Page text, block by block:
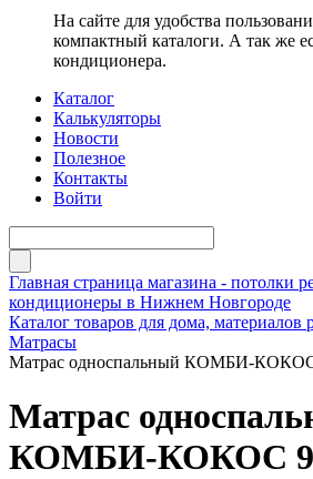
На сайте для удобства
компактный каталоги. А так же
кондиционера.
Каталог
Калькуляторы
Новости
Полезное
Контакты
Войти
Главная страница магазина - потолки
кондиционеры в Нижнем Новгороде
Каталог товаров для дома, материалов
Матрасы
Матрас односпальный КОМБИ-КОКОС
Матрас
КОМБИ-КОКОС